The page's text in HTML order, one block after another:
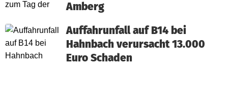
Amberg
Auffahrunfall auf B14 bei
Hahnbach verursacht 13.000
Euro Schaden